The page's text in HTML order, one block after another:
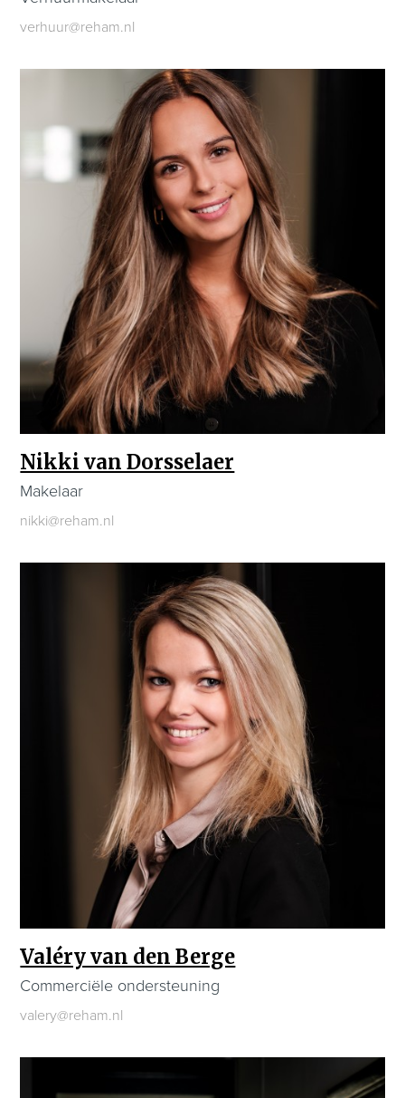
verhuur@reham.nl
Nikki van Dorsselaer
Makelaar
nikki@reham.nl
Valéry van den Berge
Commerciële ondersteuning
valery@reham.nl